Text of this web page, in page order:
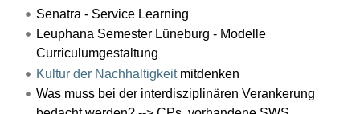
Senatra - Service Learning
Leuphana Semester Lüneburg - Modelle
Curriculumgestaltung
Kultur der Nachhaltigkeitmitdenken
Was muss bei der interdisziplinären Verankerung